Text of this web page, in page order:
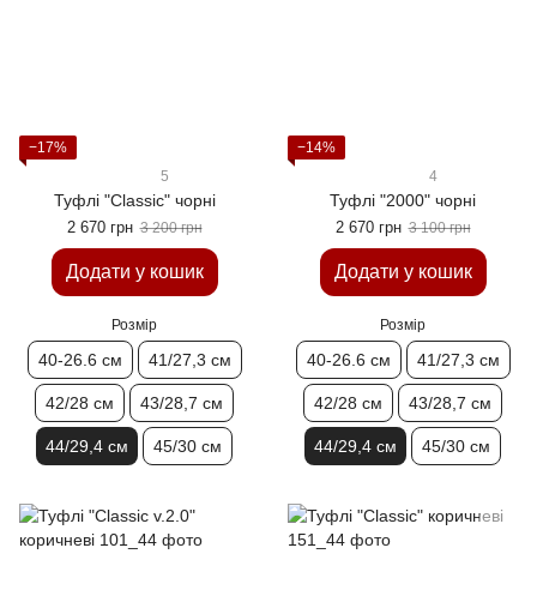
−17%
5
Туфлi "Classic" чорні
2 670 грн 3 200 грн
Додати у кошик
Розмір
40-26.6 см 41/27,3 см
42/28 см 43/28,7 см
44/29,4 см 45/30 см
−14%
4
Туфлi "2000" чорні
2 670 грн 3 100 грн
Додати у кошик
Розмір
40-26.6 см 41/27,3 см
42/28 см 43/28,7 см
44/29,4 см 45/30 см